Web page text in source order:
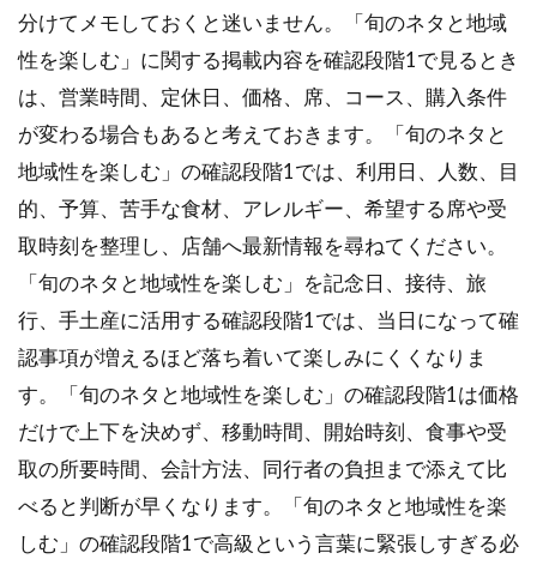
分けてメモしておくと迷いません。「旬のネタと地域
性を楽しむ」に関する掲載内容を確認段階1で見るとき
は、営業時間、定休日、価格、席、コース、購入条件
が変わる場合もあると考えておきます。「旬のネタと
地域性を楽しむ」の確認段階1では、利用日、人数、目
的、予算、苦手な食材、アレルギー、希望する席や受
取時刻を整理し、店舗へ最新情報を尋ねてください。
「旬のネタと地域性を楽しむ」を記念日、接待、旅
行、手土産に活用する確認段階1では、当日になって確
認事項が増えるほど落ち着いて楽しみにくくなりま
す。「旬のネタと地域性を楽しむ」の確認段階1は価格
だけで上下を決めず、移動時間、開始時刻、食事や受
取の所要時間、会計方法、同行者の負担まで添えて比
べると判断が早くなります。「旬のネタと地域性を楽
しむ」の確認段階1で高級という言葉に緊張しすぎる必